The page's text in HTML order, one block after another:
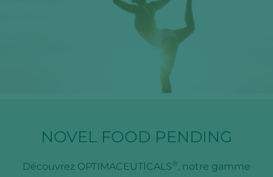
NOVEL FOOD PENDING
Découvrez OPTIMACEUTICALS®, notre gamme